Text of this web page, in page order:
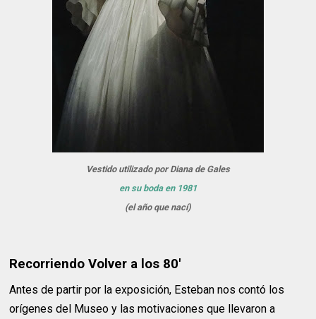
Vestido utilizado por Diana de Gales
en su boda en 1981
(el año que nací)
Recorriendo Volver a los 80'
Antes de partir por la exposición, Esteban nos contó los
orígenes del Museo y las motivaciones que llevaron a